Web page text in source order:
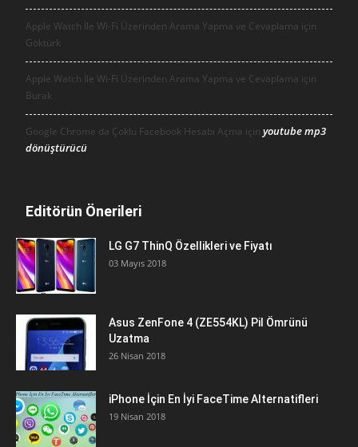
Apple Watch İle Wi-Fi Üzerinden Arama Yapma ve Cevaplama için
Göktürk
Apple Watch İle Wi-Fi Üzerinden Arama Yapma ve Cevaplama için
Burak
Google Chrome da Çoklu Facebook Hesabı Açma için youtube mp3
dönüştürücü
Editörün Önerileri
LG G7 ThinQ Özellikleri ve Fiyatı
03 Mayıs 2018
Asus ZenFone 4 (ZE554KL) Pil Ömrünü
Uzatma
26 Nisan 2018
iPhone İçin En İyi FaceTime Alternatifleri
19 Nisan 2018